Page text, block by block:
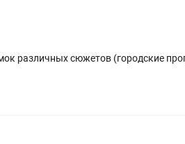
различных сюжетов (городские